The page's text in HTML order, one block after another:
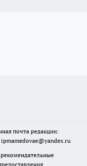
почта редакции: